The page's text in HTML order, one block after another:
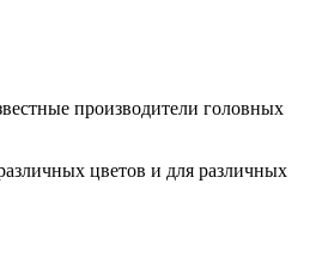
производители головных
цветов и для различных